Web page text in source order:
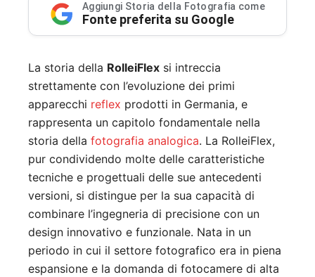
Aggiungi Storia della Fotografia come
Fonte preferita su Google
La storia della RolleiFlex si intreccia
strettamente con l’evoluzione dei primi
apparecchi reflex prodotti in Germania, e
rappresenta un capitolo fondamentale nella
storia della fotografia analogica. La RolleiFlex,
pur condividendo molte delle caratteristiche
tecniche e progettuali delle sue antecedenti
versioni, si distingue per la sua capacità di
combinare l’ingegneria di precisione con un
design innovativo e funzionale. Nata in un
periodo in cui il settore fotografico era in piena
espansione e la domanda di fotocamere di alta